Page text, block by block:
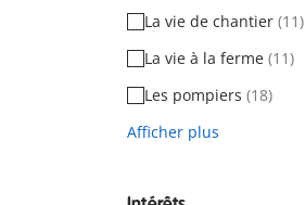
La vie de chantier (11)
La vie à la ferme (11)
Les pompiers (18)
Afficher plus